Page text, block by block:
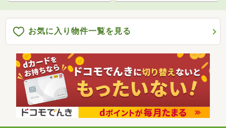
お気に入り物件一覧を見る